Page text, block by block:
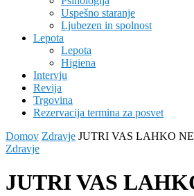
Uspešno staranje
Ljubezen in spolnost
Lepota
Lepota
Higiena
Intervju
Revija
Trgovina
Rezervacija termina za posvet
Domov Zdravje JUTRI VAS LAHKO
Zdravje
JUTRI VAS